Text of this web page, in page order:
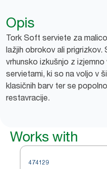
Opis
Tork Soft serviete za
lažjih obrokov ali
vrhunsko izkušnjo z
servietami, ki so na voljo v
klasičnih barv ter se
restavracije.
Works with
474129